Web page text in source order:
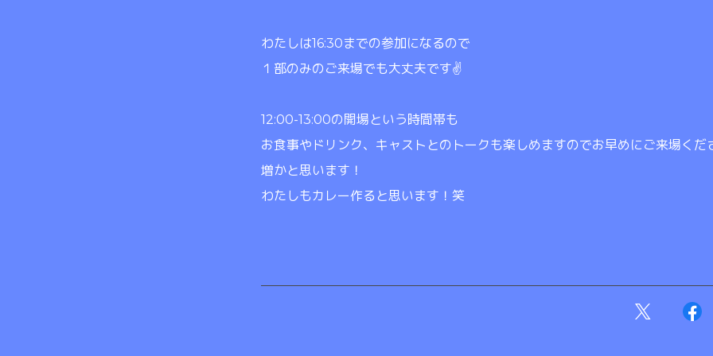
わたしは16:30までの参加になるので
１部のみのご来場でも大丈夫です✌️
12:00-13:00の開場という時間帯も
お食事やドリンク、キャストとのトークも楽しめますのでお早めにご来場くだ
増かと思います！
わたしもカレー作ると思います！笑